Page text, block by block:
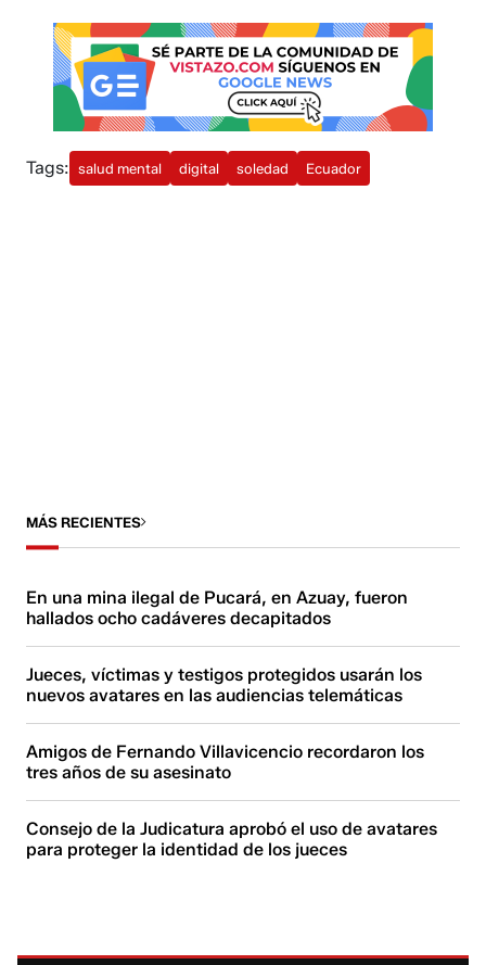
Tags: salud mental digital soledad Ecuador
MÁS RECIENTES
En una mina ilegal de Pucará, en Azuay, fueron
hallados ocho cadáveres decapitados
Jueces, víctimas y testigos protegidos usarán los
nuevos avatares en las audiencias telemáticas
Amigos de Fernando Villavicencio recordaron los
tres años de su asesinato
Consejo de la Judicatura aprobó el uso de avatares
para proteger la identidad de los jueces